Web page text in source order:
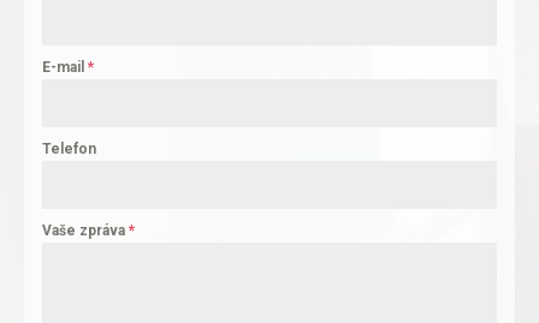
E-mail *
Telefon
Vaše zpráva *